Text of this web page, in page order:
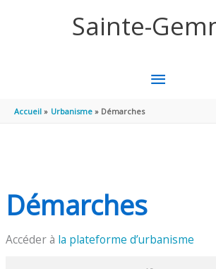
Sainte-
MENU
Accueil Urbanisme Démarches
Démarches
Accéder à la plateforme d’urbanisme